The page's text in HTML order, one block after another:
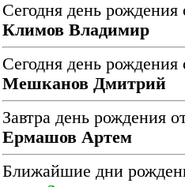
Сегодня день рождения
Климов Владимир
Сегодня день рождения
Мешканов Дмитрий
Завтра день рождения
Ермашов Артем
Ближайшие дни